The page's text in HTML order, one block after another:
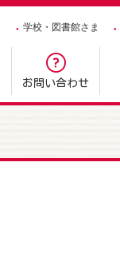
学校・図書館さま
お問い合わせ